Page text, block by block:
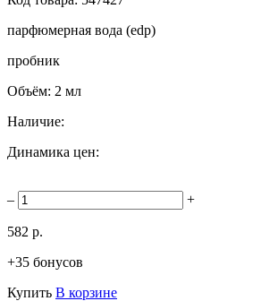
парфюмерная вода (edp)
пробник
Объём: 2 мл
Наличие:
Динамика цен:
– +
582 р.
+35 бонусов
Купить В корзине